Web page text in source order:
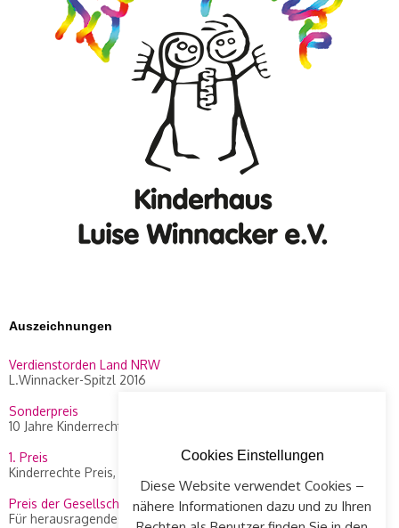
Auszeichnungen
Verdienstorden Land NRW
L.Winnacker-Spitzl 2016
Sonderpreis
10 Jahre Kinderrechte Preis, WDR 2014
1. Preis
Kinderrechte Preis, WDR 2010
Preis der Gesellschaft Concordia
Für herausragendes Engagement an L. Winnacker-Spitzl, 2012
Cookies Einstellungen
Diese Website verwendet Cookies –
nähere Informationen dazu und zu Ihren